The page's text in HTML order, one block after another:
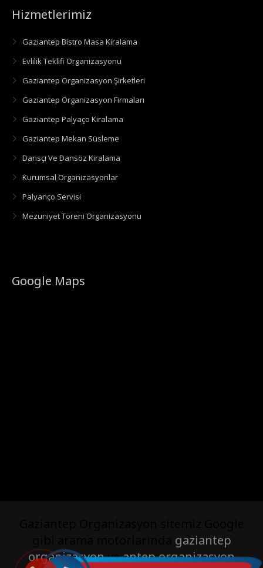
Hizmetlerimiz
Gaziantep Bistro Masa Kiralama
Evlilik Teklifi Organizasyonu
Gaziantep Organizasyon Şirketleri
Gaziantep Organizasyon Firmaları
Gaziantep Palyaço Kiralama
Gaziantep Mekan Süsleme
Dansçı Ve Dansöz Kiralama
Kurumsal Organizasyonlar
Palyanço Servisi
Mezuniyet Töreni Organizasyonu
Google Maps
gaziantep
organizasyonveantep organizasyon